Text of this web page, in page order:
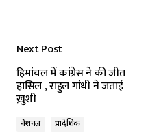
Next Post
हिमांचल में कांग्रेस ने की जीत
हासिल , राहुल गांधी ने जताई
ख़ुशी
नेशनल प्रादेशिक